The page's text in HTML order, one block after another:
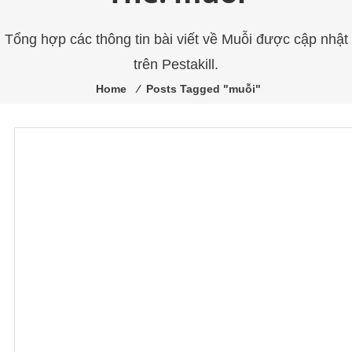
Tổng hợp các thông tin bài viết về Muỗi được cập nhật
trên Pestakill.
Home ⁄ Posts Tagged "muỗi"